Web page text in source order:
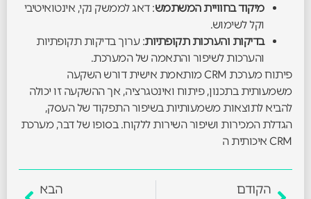
מיקוד בחוויית המשתמש: דאג לממשק נקי, אינטואיטיבי
וקל לשימוש.
בדיקות והערכות תקופתיות: ערוך בדיקות תקופתיות
והערכות לשיפור והתאמה של המערכת.
פיתוח מערכת CRM מותאמת אישית דורש השקעה
משמעותית בתכנון, פיתוח ואינטגרציה, אך ההשקעה זו יכולה
להביא לתוצאות משמעותיות בשיפור התפקוד של העסק,
הגדלת המכירות ושיפור השירות ללקוח. בסופו של דבר, מערכת
CRM איכותית ה
הקודם הבא